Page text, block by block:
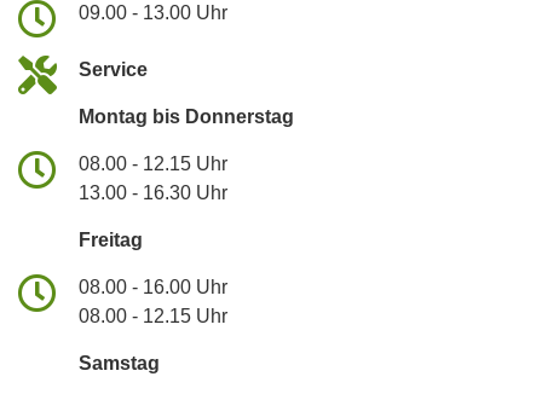
09.00 - 13.00 Uhr
Service
Montag bis Donnerstag
08.00 - 12.15 Uhr
13.00 - 16.30 Uhr
Freitag
08.00 - 16.00 Uhr
08.00 - 12.15 Uhr
Samstag